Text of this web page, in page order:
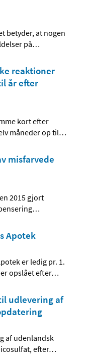
betyder, at nogen
på…
reaktioner
år efter
kort efter
måneder op til…
misfarvede
2015 gjort
…
Apotek
er ledig pr. 1.
opslået efter…
udlevering af
af udenlandsk
efter…